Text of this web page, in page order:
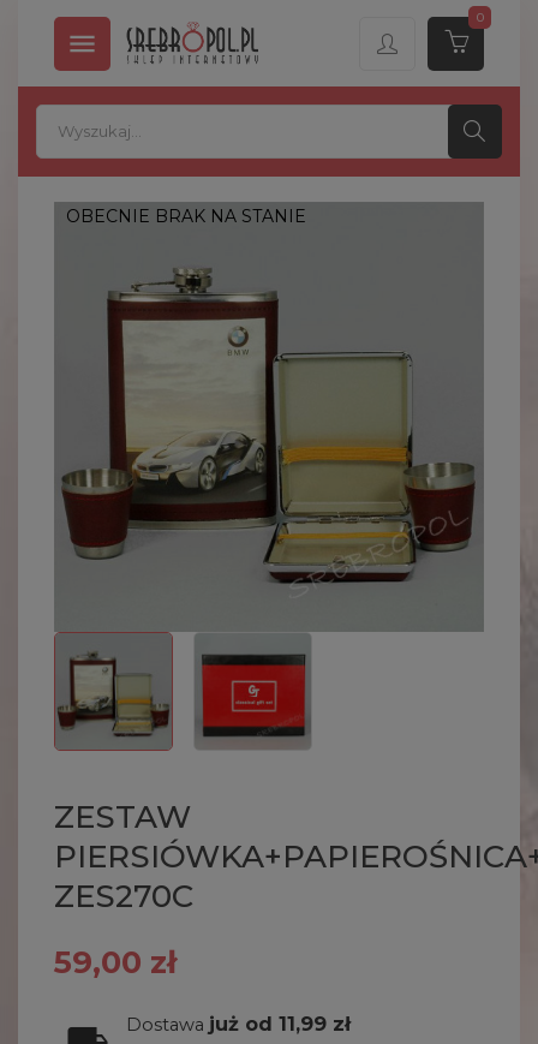

0
OBECNIE BRAK NA STANIE
ZESTAW
ZES270C
59,00 zł
Dostawa już od 11,99 zł